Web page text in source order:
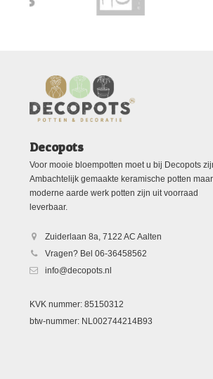
Decopots
Voor mooie bloempotten moet u bij Decopots
Ambachtelijk gemaakte keramische potten
moderne aarde werk potten zijn uit voorraad
leverbaar.
Zuiderlaan 8a, 7122 AC Aalten
Vragen? Bel 06-36458562
info@decopots.nl
KVK nummer: 85150312
btw-nummer: NL002744214B93